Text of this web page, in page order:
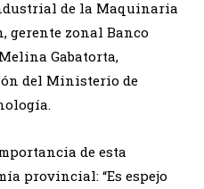
de la Maquinaria
gerente zonal Banco
Gabatorta,
del Ministerio de
de esta
provincial: “Es espejo